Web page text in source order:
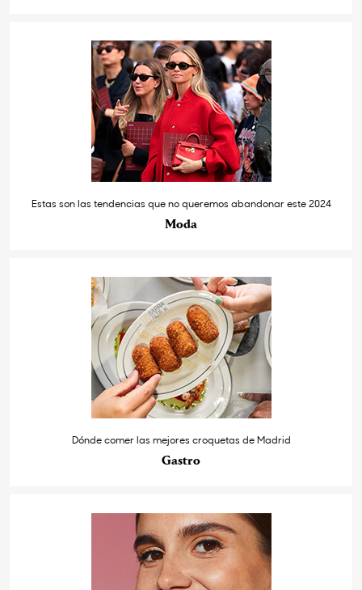
Estas son las tendencias que no queremos abandonar este 2024
Moda
Dónde comer las mejores croquetas de Madrid
Gastro